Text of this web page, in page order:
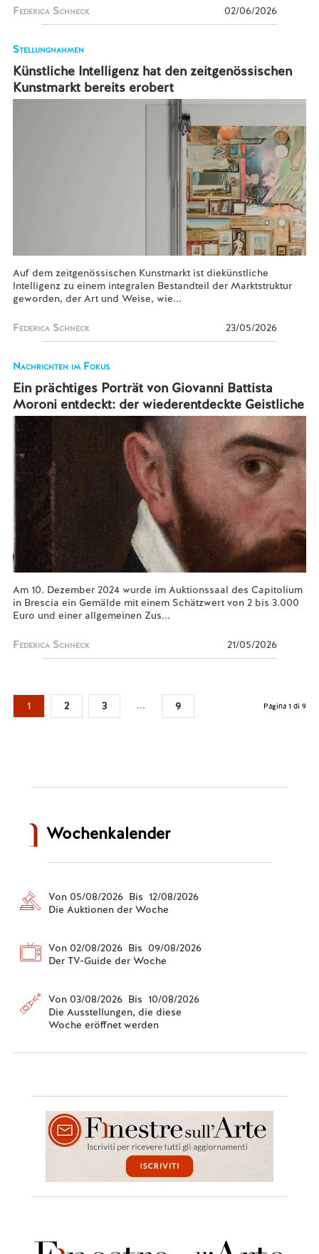
Federica Schneck 02/06/2026
Stellungnahmen
Künstliche Intelligenz hat den zeitgenössischen
Kunstmarkt bereits erobert
Auf dem zeitgenössischen Kunstmarkt ist diekünstliche
Intelligenz zu einem integralen Bestandteil der Marktstruktur
geworden, der Art und Weise, wie...
Federica Schneck 23/05/2026
Nachrichten im Fokus
Ein prächtiges Porträt von Giovanni Battista
Moroni entdeckt: der wiederentdeckte Geistliche
Am 10. Dezember 2024 wurde im Auktionssaal des Capitolium
in Brescia ein Gemälde mit einem Schätzwert von 2 bis 3.000
Euro und einer allgemeinen Zus...
Federica Schneck 21/05/2026
1 2 3 ... 9 Pagina 1 di 9
Wochenkalender
Von 05/08/2026 Bis 12/08/2026
Die Auktionen der Woche
Von 02/08/2026 Bis 09/08/2026
Der TV-Guide der Woche
Von 03/08/2026 Bis 10/08/2026
Die Ausstellungen, die diese
Woche eröffnet werden